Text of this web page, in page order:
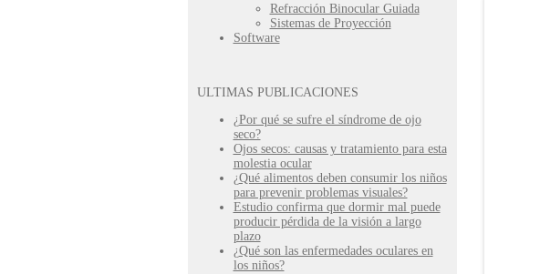
Refracción Binocular Guiada
Sistemas de Proyección
Software
ULTIMAS PUBLICACIONES
¿Por qué se sufre el síndrome de ojo
seco?
Ojos secos: causas y tratamiento para esta
molestia ocular
¿Qué alimentos deben consumir los niños
para prevenir problemas visuales?
Estudio confirma que dormir mal puede
producir pérdida de la visión a largo
plazo
¿Qué son las enfermedades oculares en
los niños?